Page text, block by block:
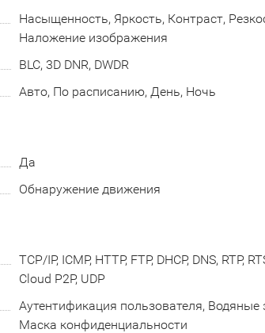
Насыщенность, Яркость, Контраст,
Наложение изображения
BLC, 3D DNR, DWDR
Авто, По расписанию, День, Ночь
Да
Обнаружение движения
TCP/IP, ICMP, HTTP, FTP, DHCP, DNS, RTP,
Cloud P2P, UDP
Аутентификация пользователя,
Маска конфиденциальности